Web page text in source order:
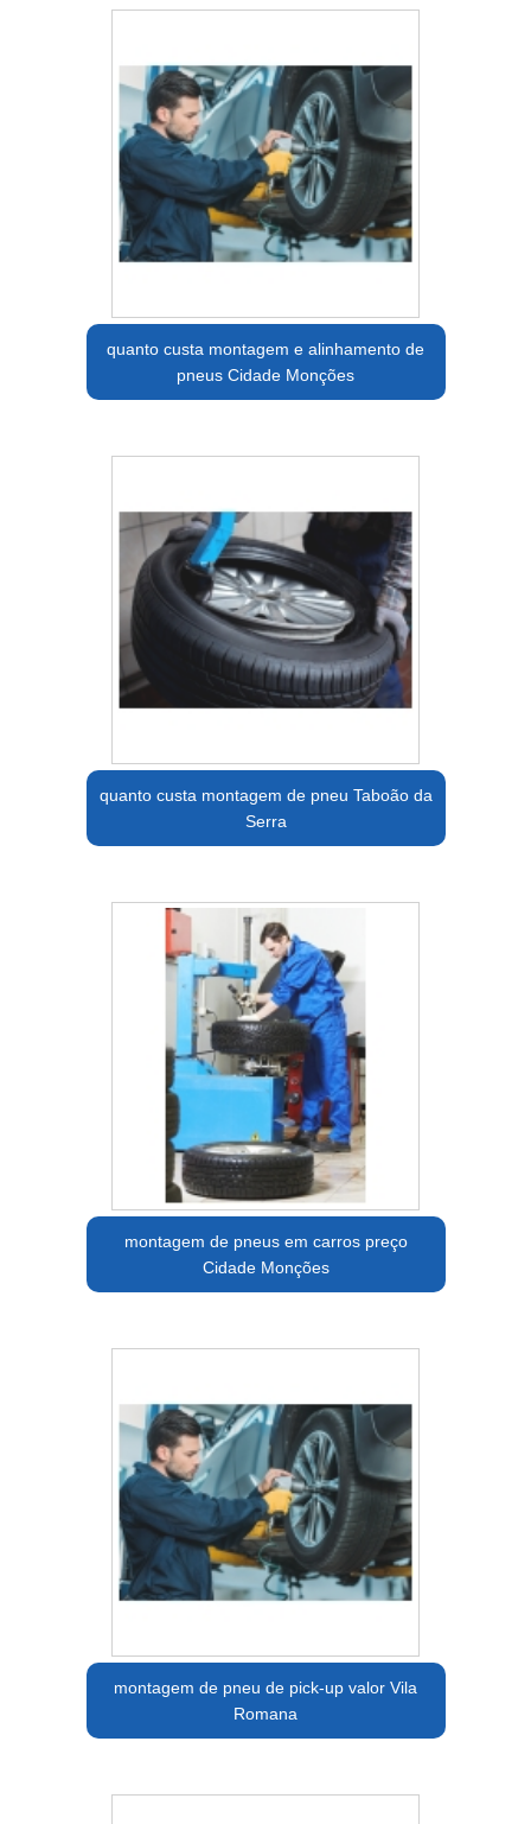
quanto custa montagem e alinhamento de
pneus Cidade Monções
quanto custa montagem de pneu Taboão da
Serra
montagem de pneus em carros preço
Cidade Monções
montagem de pneu de pick-up valor Vila
Romana